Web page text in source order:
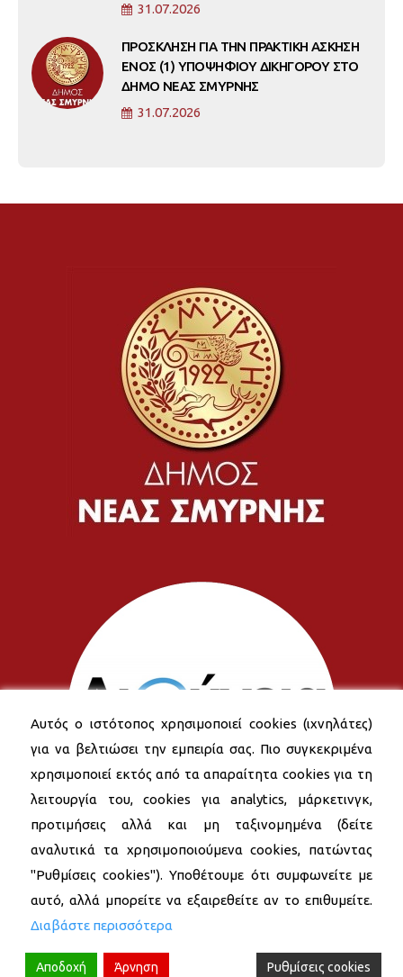
31.07.2026
ΠΡΟΣΚΛΗΣΗ ΓΙΑ ΤΗΝ ΠΡΑΚΤΙΚΗ ΑΣΚΗΣΗ
ΕΝΟΣ (1) ΥΠΟΨΗΦΙΟΥ ΔΙΚΗΓΟΡΟΥ ΣΤΟ
ΔΗΜΟ ΝΕΑΣ ΣΜΥΡΝΗΣ
31.07.2026
© 2026 Δήμος Νέας Σμύρνης
Αυτός ο ιστότοπος χρησιμοποιεί cookies (ιχνηλάτες)
για να βελτιώσει την εμπειρία σας. Πιο συγκεκριμένα
χρησιμοποιεί εκτός από τα απαραίτητα cookies για τη
λειτουργία του, cookies για analytics, μάρκετινγκ,
προτιμήσεις αλλά και μη ταξινομημένα (δείτε
αναλυτικά τα χρησιμοποιούμενα cookies, πατώντας
"Ρυθμίσεις cookies"). Υποθέτουμε ότι συμφωνείτε με
αυτό, αλλά μπορείτε να εξαιρεθείτε αν το επιθυμείτε.
Διαβάστε περισσότερα
Αποδοχή Άρνηση Ρυθμίσεις cookies